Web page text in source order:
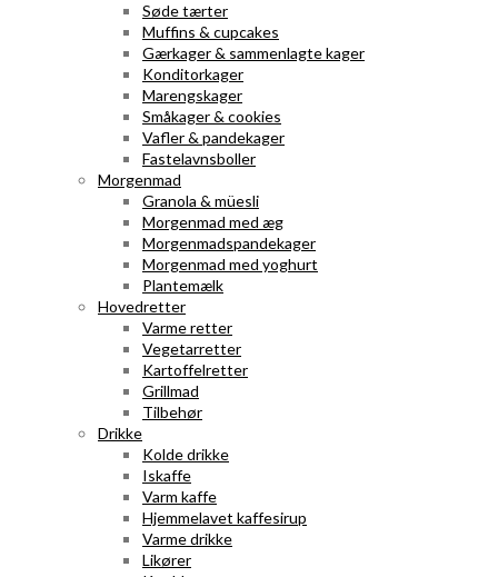
Søde tærter
Muffins & cupcakes
Gærkager & sammenlagte kager
Konditorkager
Marengskager
Småkager & cookies
Vafler & pandekager
Fastelavnsboller
Morgenmad
Granola & müesli
Morgenmad med æg
Morgenmadspandekager
Morgenmad med yoghurt
Plantemælk
Hovedretter
Varme retter
Vegetarretter
Kartoffelretter
Grillmad
Tilbehør
Drikke
Kolde drikke
Iskaffe
Varm kaffe
Hjemmelavet kaffesirup
Varme drikke
Likører